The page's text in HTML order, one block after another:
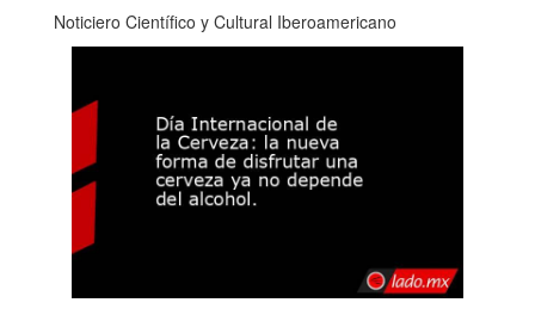
Noticiero Científico y Cultural Iberoamericano